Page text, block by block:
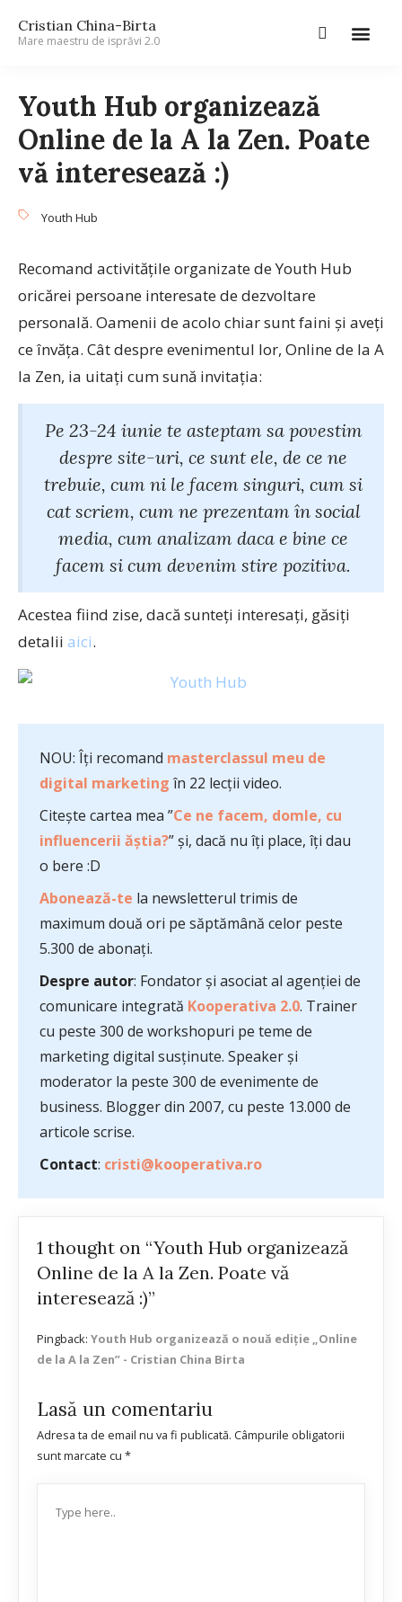
Cristian China-Birta
Mare maestru de isprăvi 2.0
Youth Hub organizează
Online de la A la Zen. Poate
vă interesează :)
Youth Hub
Recomand activitățile organizate de Youth Hub
oricărei persoane interesate de dezvoltare
personală. Oamenii de acolo chiar sunt faini și aveți
ce învăța. Cât despre evenimentul lor, Online de la A
la Zen, ia uitați cum sună invitația:
Pe 23-24 iunie te asteptam sa povestim
despre site-uri, ce sunt ele, de ce ne
trebuie, cum ni le facem singuri, cum si
cat scriem, cum ne prezentam în social
media, cum analizam daca e bine ce
facem si cum devenim stire pozitiva.
Acestea fiind zise, dacă sunteți interesați, găsiți
detalii aici.
NOU: Îți recomand masterclassul meu de
digital marketing în 22 lecții video.
Citește cartea mea ”Ce ne facem, domle, cu
influencerii ăștia?” și, dacă nu îți place, îți dau
o bere :D
Abonează-te la newsletterul trimis de
maximum două ori pe săptămână celor peste
5.300 de abonați.
Despre autor: Fondator și asociat al agenției de
comunicare integrată Kooperativa 2.0. Trainer
cu peste 300 de workshopuri pe teme de
marketing digital susținute. Speaker și
moderator la peste 300 de evenimente de
business. Blogger din 2007, cu peste 13.000 de
articole scrise.
Contact: cristi@kooperativa.ro
1 thought on “Youth Hub organizează
Online de la A la Zen. Poate vă
interesează :)”
Pingback: Youth Hub organizează o nouă ediție „Online
de la A la Zen” - Cristian China Birta
Lasă un comentariu
Adresa ta de email nu va fi publicată. Câmpurile obligatorii
sunt marcate cu *